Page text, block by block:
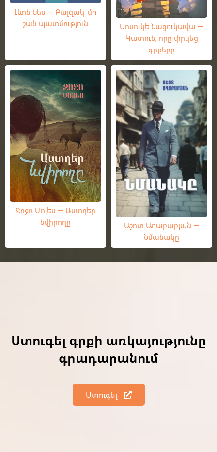
Լևոն Նես — Բալզակ. մի
շան պատմություն
Սոսուկե Նացուկավա —
Կատուն, որը փրկեց
գրքերը
Ջոջո Մոյես — Աստղեր
նվիրողը
Աշոտ Աղաբաբյան —
Նմանակը
Ստուգել գրքի առկայությունը
գրադարանում
Ստուգել